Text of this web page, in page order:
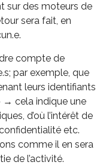
sur des moteurs de
sera fait, en
compte de
par exemple, que
leurs identifiants
→ cela indique une
d’où l’intérêt de
etc.
comme il en sera
de l’activité.